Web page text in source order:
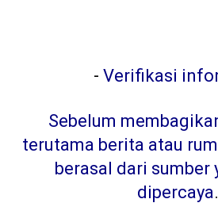
- Verifikasi
Sebelum
terutama berita atau
berasal dari sumber
dipercaya.